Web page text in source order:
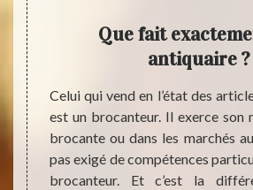
avec
Un
à
Que fait
antiquaire ?
Celui qui vend en l’état des
est un brocanteur. Il exerce son
brocante ou dans les marchés
pas exigé de compétences
brocanteur. Et c’est la